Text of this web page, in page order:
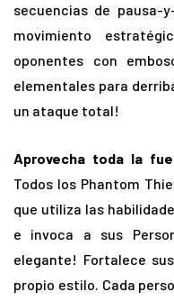
secuencias de pausa-
movimiento
oponentes con
elementales para
un ataque total!
Aprovecha toda la
Todos los Phantom
que utiliza las
e invoca a sus
elegante! Fortalece
propio estilo. Cada